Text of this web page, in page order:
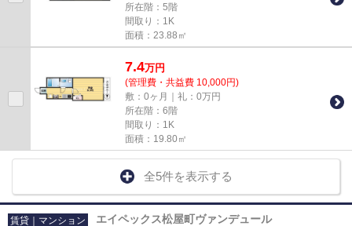
所在階：5階
間取り：1K
面積：23.88㎡
7.4万円
(管理費・共益費 10,000円)
敷：0ヶ月｜礼：0万円
所在階：6階
間取り：1K
面積：19.80㎡
全5件を表示する
賃貸｜マンション エイペックス松屋町ヴァンデュール